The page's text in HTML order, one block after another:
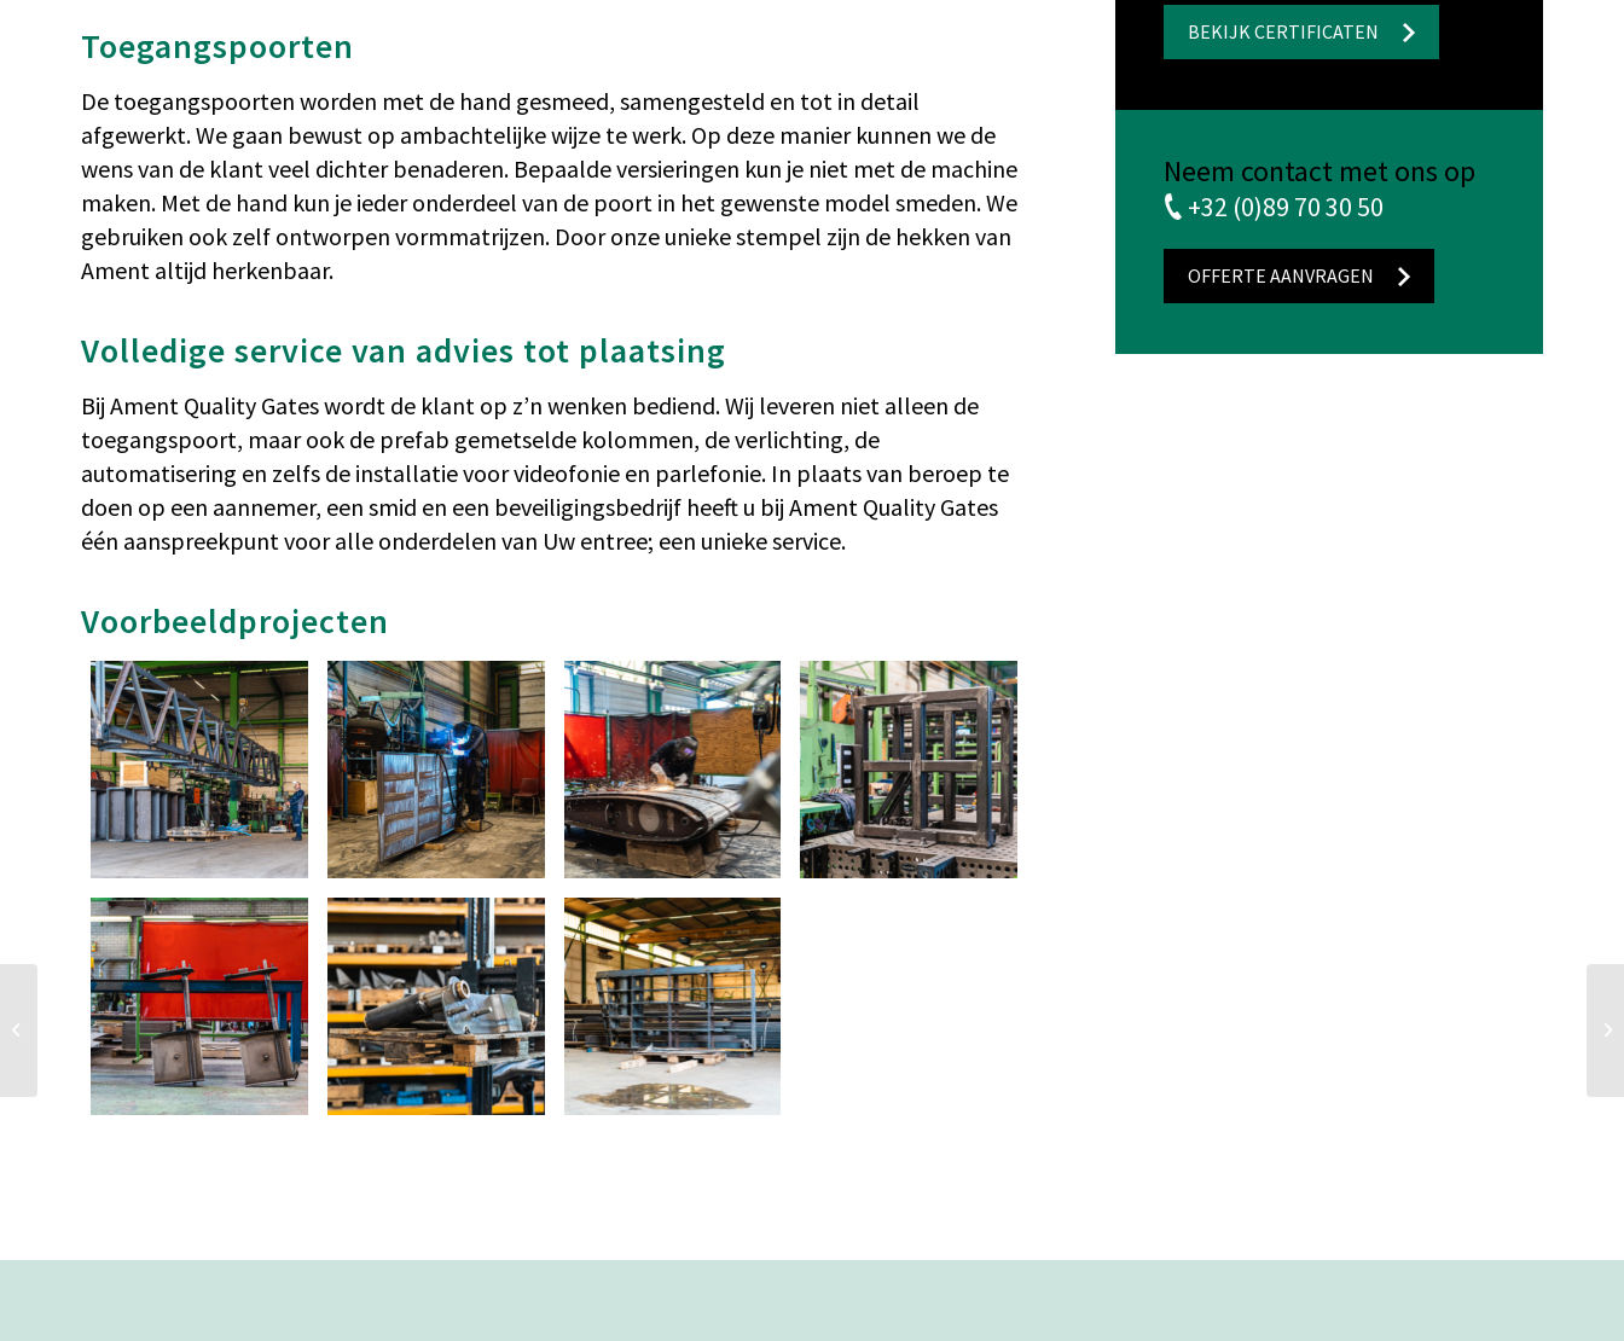
Toegangspoorten
De toegangspoorten worden met de hand gesmeed, samengesteld en tot in detail
afgewerkt. We gaan bewust op ambachtelijke wijze te werk. Op deze manier kunnen we de
wens van de klant veel dichter benaderen. Bepaalde versieringen kun je niet met de machine
maken. Met de hand kun je ieder onderdeel van de poort in het gewenste model smeden. We
gebruiken ook zelf ontworpen vormmatrijzen. Door onze unieke stempel zijn de hekken van
Ament altijd herkenbaar.
Volledige service van advies tot plaatsing
Bij Ament Quality Gates wordt de klant op z’n wenken bediend. Wij leveren niet alleen de
toegangspoort, maar ook de prefab gemetselde kolommen, de verlichting, de
automatisering en zelfs de installatie voor videofonie en parlefonie. In plaats van beroep te
doen op een aannemer, een smid en een beveiligingsbedrijf heeft u bij Ament Quality Gates
één aanspreekpunt voor alle onderdelen van Uw entree; een unieke service.
Voorbeeldprojecten
BEKIJK CERTIFICATEN
Neem contact met ons op
+32 (0)89 70 30 50
OFFERTE AANVRAGEN
Aluminium onderdelen